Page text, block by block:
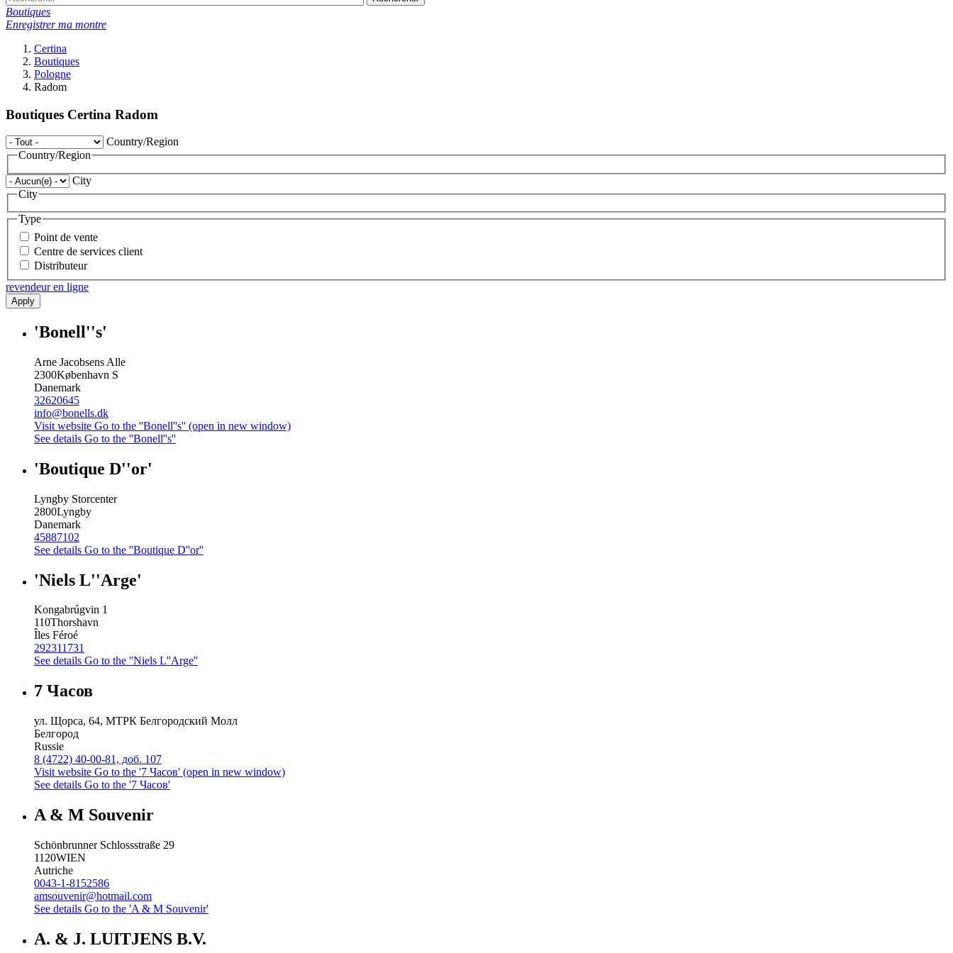
Boutiques
Enregistrer ma montre
Certina
Boutiques
Pologne
Radom
Boutiques Certina Radom
Country/Region
Country/Region
City
City
Type
Point de vente
Centre de services client
Distributeur
revendeur en ligne
Apply
'Bonell''s'
Arne Jacobsens Alle
2300København S
Danemark
32620645
info@bonells.dk
Visit website Go to the ''Bonell''s'' (open in new window)
See details Go to the ''Bonell''s''
'Boutique D''or'
Lyngby Storcenter
2800Lyngby
Danemark
45887102
See details Go to the ''Boutique D''or''
'Niels L''Arge'
Kongabrúgvin 1
110Thorshavn
Îles Féroé
292311731
See details Go to the ''Niels L''Arge''
7 Часов
ул. Щорса, 64, МТРК Белгородский Молл
Белгород
Russie
8 (4722) 40-00-81, доб. 107
Visit website Go to the '7 Часов' (open in new window)
See details Go to the '7 Часов'
A & M Souvenir
Schönbrunner Schlossstraße 29
1120WIEN
Autriche
0043-1-8152586
amsouvenir@hotmail.com
See details Go to the 'A & M Souvenir'
A. & J. LUITJENS B.V.